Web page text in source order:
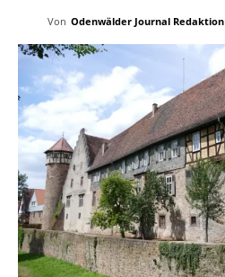
Von Odenwälder Journal Redaktion